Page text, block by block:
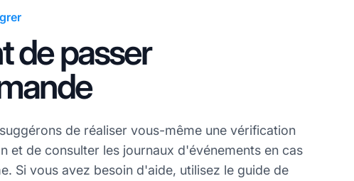
de passer
de réaliser vous-même une vérification
et de consulter les journaux d'événements en cas
Si vous avez besoin d'aide, utilisez le guide de